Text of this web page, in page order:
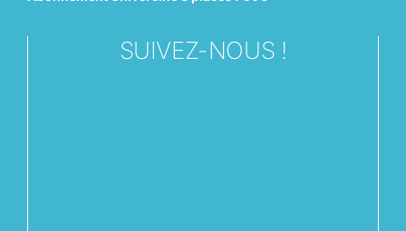
SUIVEZ-NOUS !